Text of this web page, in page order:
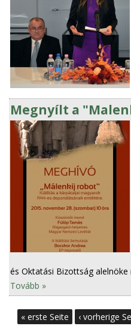
Megnyílt a
és Oktatási Bizottság
Tovább »
« erste Seite ‹ vorherige